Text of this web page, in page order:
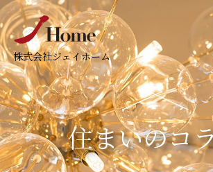
住まいのコ
株式会社ジェイホーム